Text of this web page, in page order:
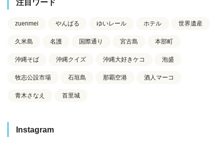
注目ワード
zuenmei やんばる ゆいレール ホテル 世界遺産
久米島 名護 国際通り 宮古島 本部町
沖縄そば 沖縄クイズ 沖縄大好きケコ 泡盛
牧志公設市場 石垣島 那覇空港 酒人マーコ
青木さなえ 首里城
Instagram